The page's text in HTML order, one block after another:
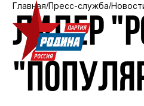
Главная Пресс-служба
ЛИДЕР